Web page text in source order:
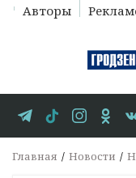
Авторы
Главная Новости